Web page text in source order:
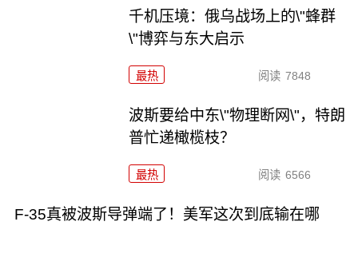
千机压境：俄乌战场上的\"蜂群
\"博弈与东大启示
最热 阅读 7848
波斯要给中东\"物理断网\"，特朗
普忙递橄榄枝？
最热 阅读 6566
F-35真被波斯导弹端了！美军这次到底输在哪